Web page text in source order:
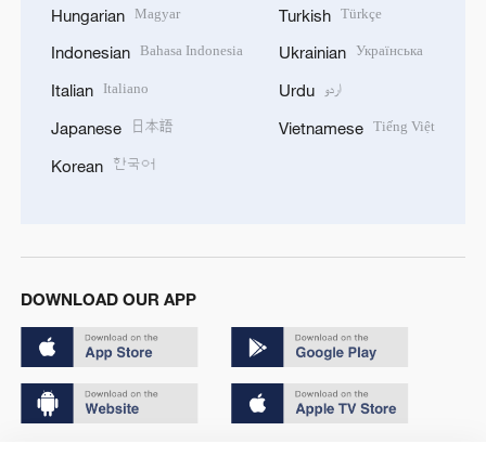
Hungarian Magyar
Indonesian Bahasa Indonesia
Italian Italiano
Japanese 日本語
Korean 한국어
Turkish Türkçe
Ukrainian Українська
Urdu اردو
Vietnamese Tiếng Việt
DOWNLOAD OUR APP